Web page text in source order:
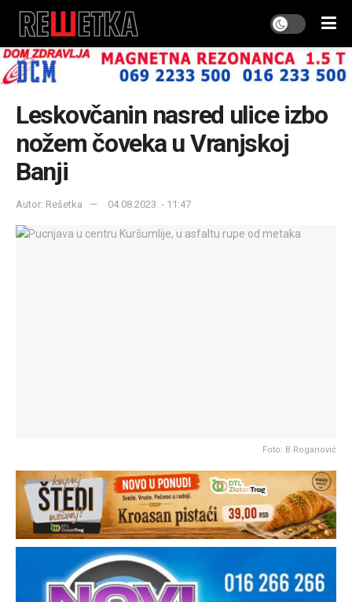
Leskovčanin nasred ulice izbo
nožem čoveka u Vranjskoj
Banji
Autor: Rešetka 04.08.2023. - 11:47
Foto: B.Roganović